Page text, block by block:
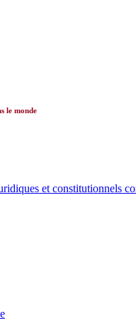
le monde
et constitutionnels